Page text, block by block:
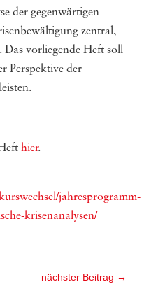
der gegenwärtigen
zentral,
vorliegende Heft soll
Perspektive der
hier.
jahresprogramm-
krisenanalysen/
nächster Beitrag →